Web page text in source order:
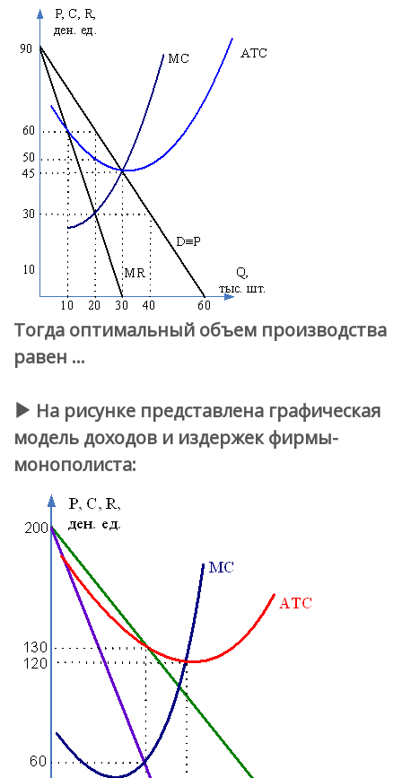
Тогда оптимальный объем производства
равен …
На рисунке представлена графическая
модель доходов и издержек фирмы-
монополиста: